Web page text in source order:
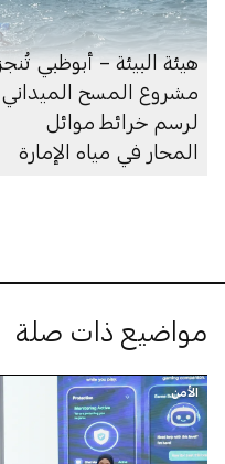
هيئة البيئة – أبوظبي تُنجز
مشروع المسح الميداني
لرسم خرائط موائل
المحار في مياه الإمارة
مواضيع ذات صلة
الأمن